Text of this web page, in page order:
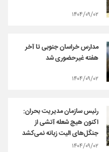
۱۴۰۴/۰۹/۰۲
مدارس خراسان جنوبی تا آخر
هفته غیرحضوری شد
۱۴۰۴/۰۹/۰۲
رئیس سازمان مدیریت بحران:
اکنون هیچ شعله آتشی از
جنگل‌های الیت زبانه نمی‌کشد
۱۴۰۴/۰۹/۰۲